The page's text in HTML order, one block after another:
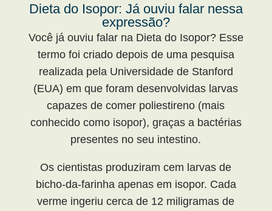
Dieta do Isopor: Já ouviu falar nessa
expressão?
Você já ouviu falar na Dieta do Isopor? Esse
termo foi criado depois de uma pesquisa
realizada pela Universidade de Stanford
(EUA) em que foram desenvolvidas larvas
capazes de comer poliestireno (mais
conhecido como isopor), graças a bactérias
presentes no seu intestino.
Os cientistas produziram cem larvas de
bicho-da-farinha apenas em isopor. Cada
verme ingeriu cerca de 12 miligramas de